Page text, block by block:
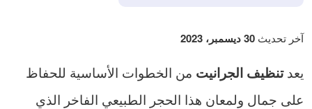
آخر تحديث 30 ديسمبر، 2023
يعدتنظيف الجرانيت من الخطوات الأساسية للحفاظ
على جمال ولمعان هذا الحجر الطبيعي الفاخر الذي